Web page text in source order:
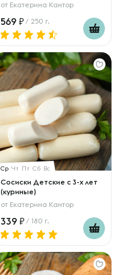
от Екатерина Кантор
569 / 250 г.
Ср Чт Пт Сб Вс
Сосиски Детские с 3-х лет
(куриные)
от Екатерина Кантор
339 / 180 г.